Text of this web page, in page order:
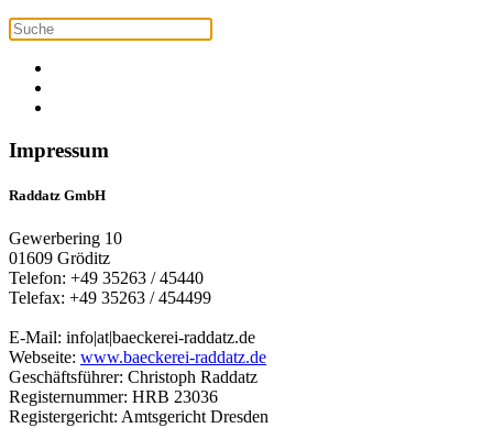
Impressum
Raddatz GmbH
Gewerbering 10
01609 Gröditz
Telefon: +49 35263 / 45440
Telefax: +49 35263 / 454499
E-Mail: info|at|baeckerei-raddatz.de
Webseite: www.baeckerei-raddatz.de
Geschäftsführer: Christoph Raddatz
Registernummer: HRB 23036
Registergericht: Amtsgericht Dresden